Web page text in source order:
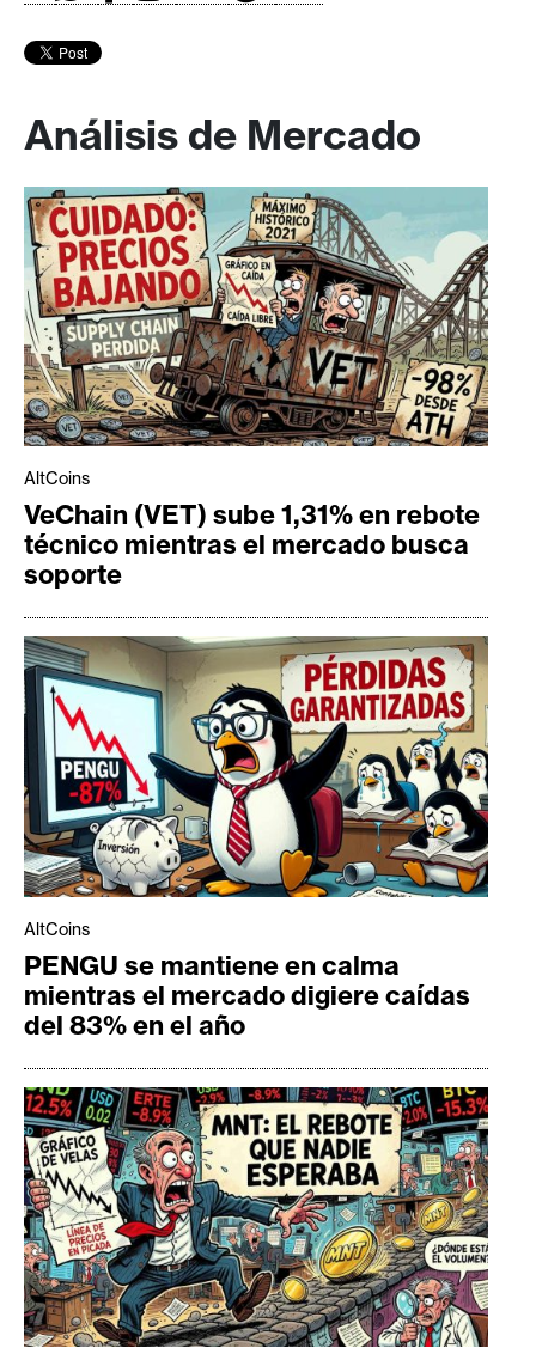
Análisis de Mercado
AltCoins
VeChain (VET) sube 1,31% en rebote
técnico mientras el mercado busca
soporte
AltCoins
PENGU se mantiene en calma
mientras el mercado digiere caídas
del 83% en el año